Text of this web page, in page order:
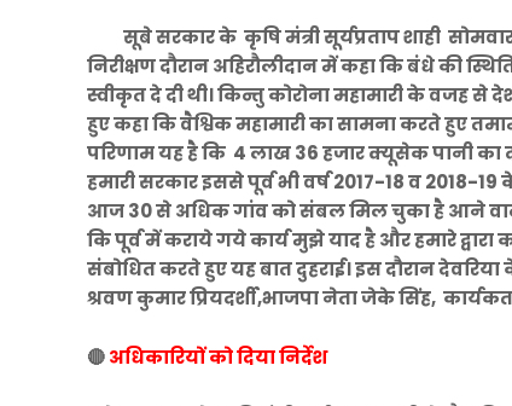
सूबे सरकार के कृषि मंत्री सूर्यप्रताप शाही सोमवार
निरीक्षण दौरान अहिरौलीदान में कहा कि बंधे की
स्वीकृत दे दी थी। किन्तु कोरोना महामारी के वजह से
हुए कहा कि वैश्विक महामारी का सामना करते हुए
परिणाम यह है कि 4 लाख 36 हजार क्यूसेक पानी का
हमारी सरकार इससे पूर्व भी वर्ष 2017-18 व 2018-
आज 30 से अधिक गांव को संबल मिल चुका है आने वाले
कि पूर्व में कराये गये कार्य मुझे याद है और हमारे
संबोधित करते हुए यह बात दुहराई। इस दौरान
श्रवण कुमार प्रियदर्शी,भाजपा नेता जेके सिंह,
🔴अधिकारियों को दिया निर्देश